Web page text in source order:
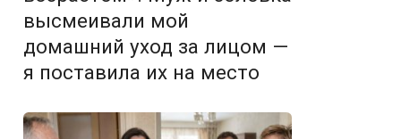
высмеивали мой
домашний уход за лицом —
я поставила их на место